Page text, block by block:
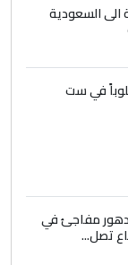
سل
السعودية
تطيح بـ19 مطلوباً في ست
تدهور مفاجئ في
تصل...